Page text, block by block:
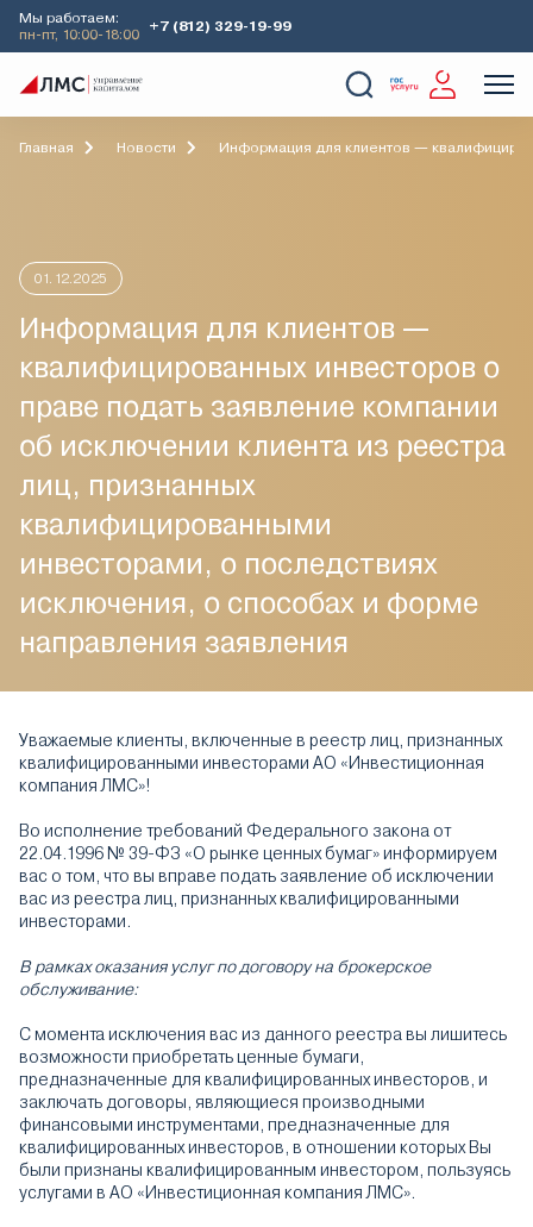
Мы работаем:
пн-пт, 10:00-18:00
+7 (812) 329-19-99
О Компании Услуги
Главная Новости Информация для клиентов —
01.12.2025
Информация для клиентов —
квалифицированных инвесторов о
праве подать заявление компании
об исключении клиента из реестра
лиц, признанных
квалифицированными
инвесторами, о последствиях
исключения, о способах и форме
направления заявления
Уважаемые клиенты, включенные в реестр лиц, признанных
квалифицированными инвесторами АО «Инвестиционная
компания ЛМС»!
Во исполнение требований Федерального закона от
22.04.1996 № 39-ФЗ «О рынке ценных бумаг» информируем
вас о том, что вы вправе подать заявление об исключении
вас из реестра лиц, признанных квалифицированными
инвесторами.
В рамках оказания услуг по договору на брокерское
обслуживание:
С момента исключения вас из данного реестра вы лишитесь
возможности приобретать ценные бумаги,
предназначенные для квалифицированных инвесторов, и
заключать договоры, являющиеся производными
финансовыми инструментами, предназначенные для
квалифицированных инвесторов, в отношении которых Вы
были признаны квалифицированным инвестором, пользуясь
услугами в АО «Инвестиционная компания ЛМС».